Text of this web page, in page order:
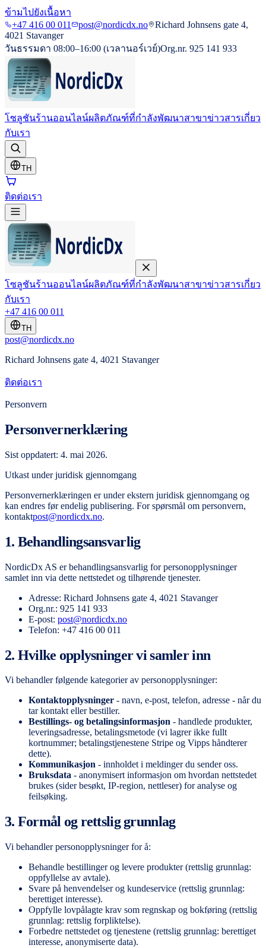
ข้ามไปยังเนื้อหา
+47 416 00 011
post@nordicdx.no
Richard Johnsens gate 4,
4021 Stavanger
วันธรรมดา 08:00–16:00 (เวลานอร์เวย์)Org.nr. 925 141 933
โซลูชันร้านออนไลน์ผลิตภัณฑ์ที่กำลังพัฒนาสาขาข่าวสารเกี่ยว
กับเรา
TH
ติดต่อเรา
โซลูชันร้านออนไลน์ผลิตภัณฑ์ที่กำลังพัฒนาสาขาข่าวสารเกี่ยว
กับเรา
+47 416 00 011
TH
post@nordicdx.no
Richard Johnsens gate 4, 4021 Stavanger
ติดต่อเรา
Personvern
Personvernerklæring
Sist oppdatert: 4. mai 2026.
Utkast under juridisk gjennomgang
Personvernerklæringen er under ekstern juridisk gjennomgang og
kan endres før endelig publisering. For spørsmål om personvern,
kontaktpost@nordicdx.no.
1. Behandlingsansvarlig
NordicDx AS er behandlingsansvarlig for personopplysninger
samlet inn via dette nettstedet og tilhørende tjenester.
Adresse: Richard Johnsens gate 4, 4021 Stavanger
Org.nr.: 925 141 933
E-post: post@nordicdx.no
Telefon: +47 416 00 011
2. Hvilke opplysninger vi samler inn
Vi behandler følgende kategorier av personopplysninger:
Kontaktopplysninger - navn, e-post, telefon, adresse - når du
tar kontakt eller bestiller.
Bestillings- og betalingsinformasjon - handlede produkter,
leveringsadresse, betalingsmetode (vi lagrer ikke fullt
kortnummer; betalingstjenestene Stripe og Vipps håndterer
dette).
Kommunikasjon - innholdet i meldinger du sender oss.
Bruksdata - anonymisert informasjon om hvordan nettstedet
brukes (sider besøkt, IP-region, nettleser) for analyse og
feilsøking.
3. Formål og rettslig grunnlag
Vi behandler personopplysninger for å:
Behandle bestillinger og levere produkter (rettslig grunnlag:
oppfyllelse av avtale).
Svare på henvendelser og kundeservice (rettslig grunnlag:
berettiget interesse).
Oppfylle lovpålagte krav som regnskap og bokføring (rettslig
grunnlag: rettslig forpliktelse).
Forbedre nettstedet og tjenestene (rettslig grunnlag: berettiget
interesse, anonymiserte data).